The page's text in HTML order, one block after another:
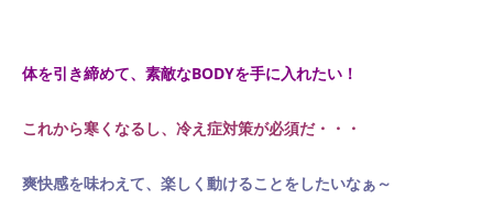
体を引き締めて、素敵なBODYを手に入れたい！
これから寒くなるし、冷え症対策が必須だ・・・
爽快感を味わえて、楽しく動けることをしたいなぁ～